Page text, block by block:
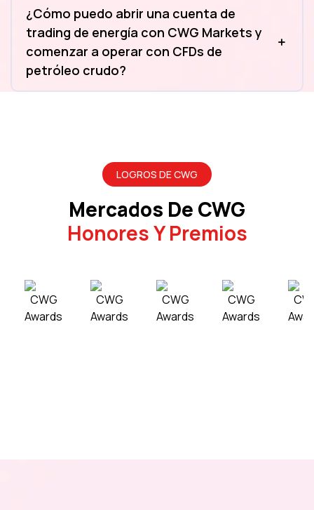
¿Cómo puedo abrir una cuenta de
trading de energía con CWG Markets y
comenzar a operar con CFDs de
petróleo crudo?
LOGROS DE CWG
Mercados De CWG
Honores Y Premios